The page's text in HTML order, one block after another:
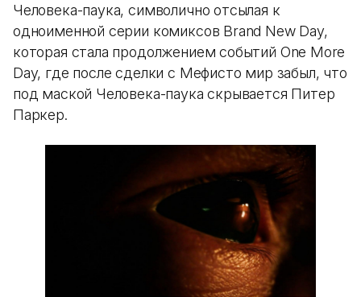
Человека-паука, символично отсылая к
одноименной серии комиксов Brand New Day,
которая стала продолжением событий One More
Day, где после сделки с Мефисто мир забыл, что
под маской Человека-паука скрывается Питер
Паркер.